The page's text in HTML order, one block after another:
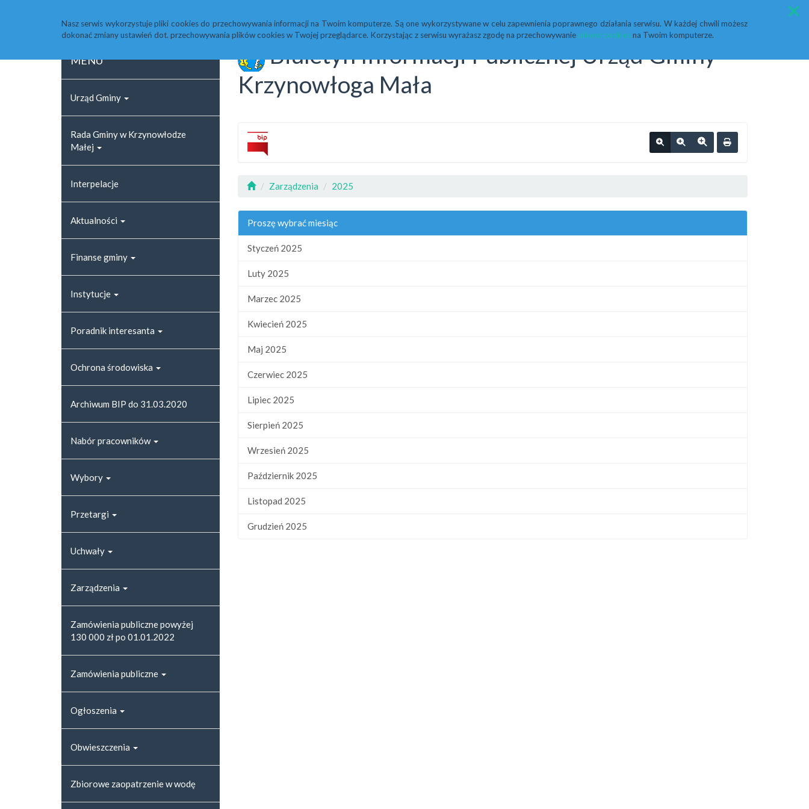
Nasz serwis wykorzystuje pliki cookies do przechowywania informacji na Twoim komputerze. Są one wykorzystywane w celu zapewnienia poprawnego działania serwisu. W każdej chwili możesz
dokonać zmiany ustawień dot. przechowywania plików cookies w Twojej przeglądarce. Korzystając z serwisu wyrażasz zgodę na przechowywanie plików cookiesna Twoim komputerze.
MENU
Urząd Gminy
Rada Gminy w Krzynowłodze
Małej
Interpelacje
Aktualności
Finanse gminy
Instytucje
Poradnik interesanta
Ochrona środowiska
Archiwum BIP do 31.03.2020
Nabór pracowników
Wybory
Przetargi
Uchwały
Zarządzenia
Zamówienia publiczne powyżej
130 000 zł po 01.01.2022
Zamówienia publiczne
Ogłoszenia
Obwieszczenia
Zbiorowe zaopatrzenie w wodę
Biuletyn Informacji Publicznej Urząd Gminy
Krzynowłoga Mała
Zarządzenia 2025
Proszę wybrać miesiąc
Styczeń 2025
Luty 2025
Marzec 2025
Kwiecień 2025
Maj 2025
Czerwiec 2025
Lipiec 2025
Sierpień 2025
Wrzesień 2025
Październik 2025
Listopad 2025
Grudzień 2025